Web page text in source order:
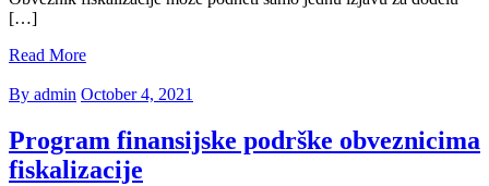
[…]
Read More
By admin October 4, 2021
Program finansijske podrške obveznicima
fiskalizacije